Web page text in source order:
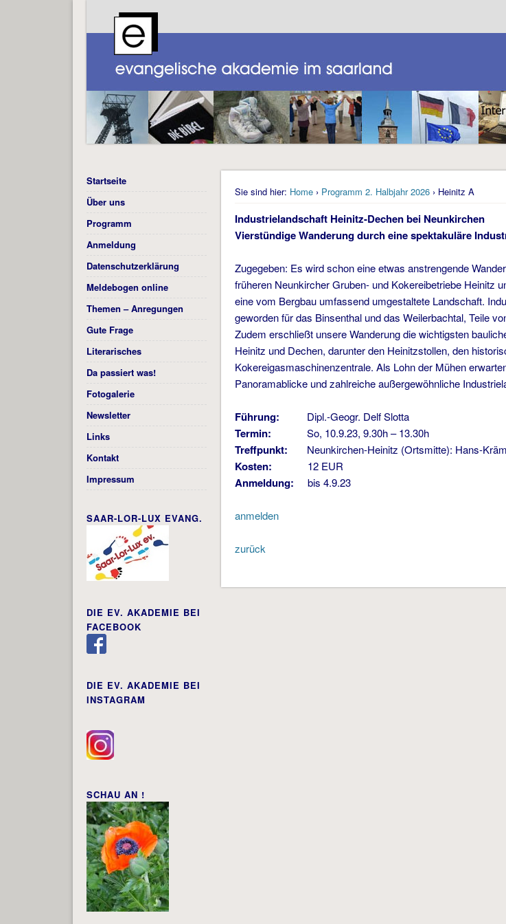
Sie sind hier: Home › Programm 2. Halbjahr 2026 › Heinitz A
Industrielandschaft Heinitz-Dechen bei Neunkirchen
Vierstündige Wanderung durch eine spektakuläre
Zugegeben: Es wird schon eine etwas anstrengende
früheren Neunkircher Gruben- und Kokereibetriebe Heinitz
eine vom Bergbau umfassend umgestaltete Landschaft.
geworden für das Binsenthal und das Weilerbachtal, Teile
Zudem erschließt unsere Wanderung die wichtigsten
Heinitz und Dechen, darunter den Heinitzstollen, den
Kokereigasmaschinenzentrale. Als Lohn der Mühen
Panoramablicke und zahlreiche außergewöhnliche
Führung: Dipl.-Geogr. Delf Slotta
Termin: So, 10.9.23, 9.30h – 13.30h
Treffpunkt: Neunkirchen-Heinitz (Ortsmitte): Hans-
Kosten: 12 EUR
Anmeldung: bis 4.9.23
anmelden
zurück
Startseite
Über uns
Programm
Anmeldung
Datenschutzerklärung
Meldebogen online
Themen – Anregungen
Gute Frage
Literarisches
Da passiert was!
Fotogalerie
Newsletter
Links
Kontakt
Impressum
SAAR-LOR-LUX EVANG.
DIE EV. AKADEMIE BEI
FACEBOOK
DIE EV. AKADEMIE BEI
INSTAGRAM
SCHAU AN !